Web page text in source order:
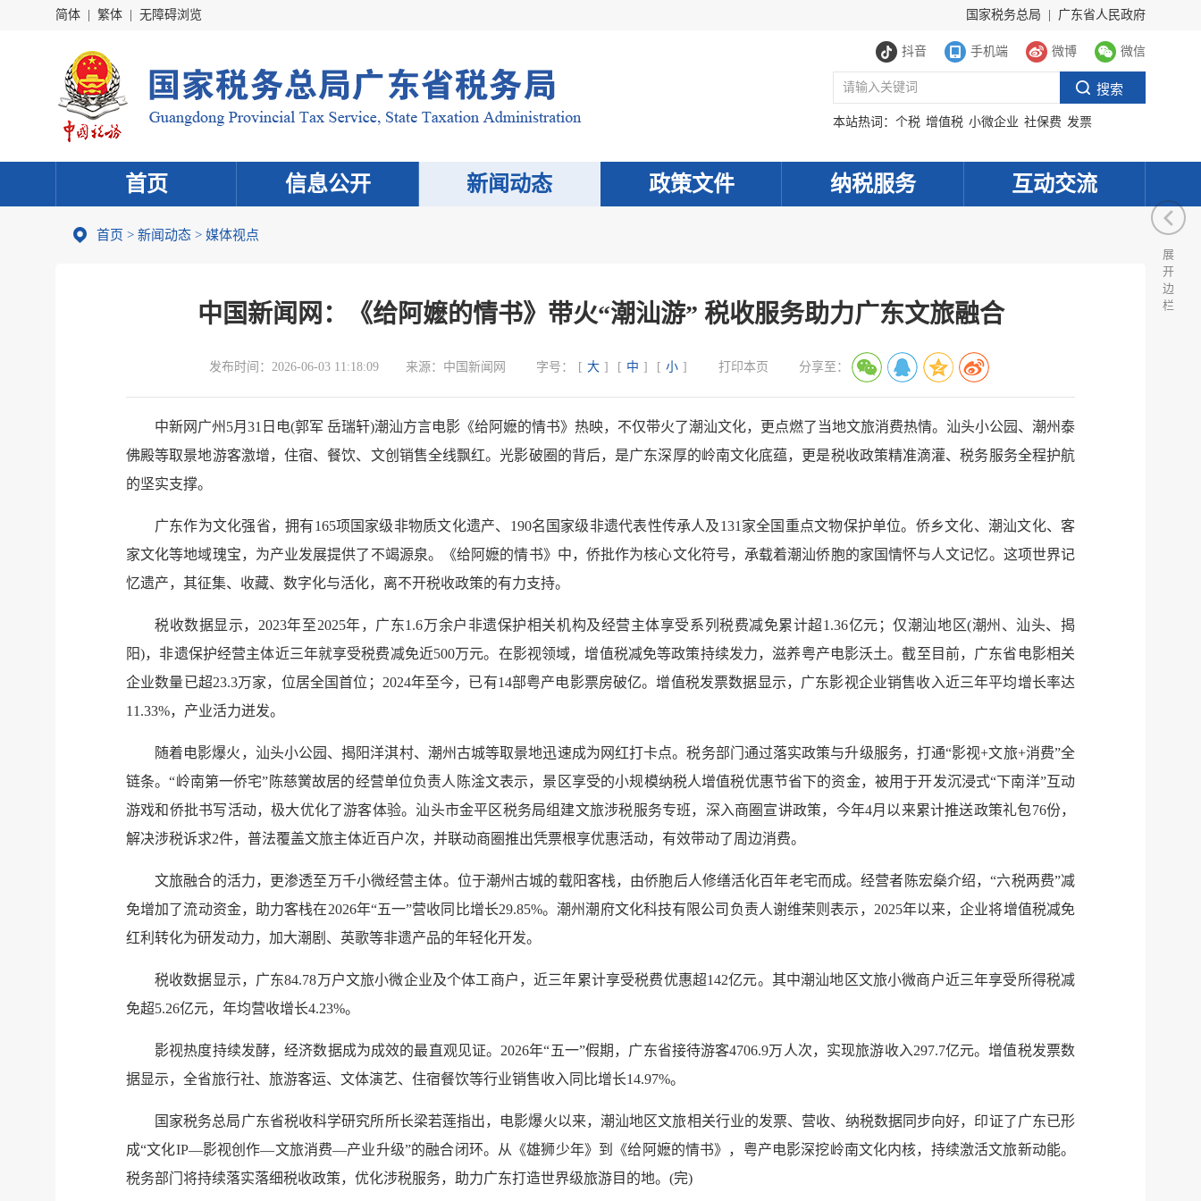
简体 繁体 无障碍浏览 国家税务总局 广东省人民政府
抖音 手机端 微博 微信
本站热词： 个税 增值税 小微企业 社保费 发票
首页 信息公开 新闻动态 政策文件 纳税服务 互动交流
首页 > 新闻动态 > 媒体视点
中国新闻网：《给阿嬷的情书》带火“潮汕游” 税收服务助力广东文旅融合
发布时间： 2026-06-03 11:18:09 来源： 中国新闻网 字号： [ 大 ] [ 中 ] [ 小 ] 打印本页 分享至：
中新网广州5月31日电(郭军 岳瑞轩)潮汕方言电影《给阿嬷的情书》热映，不仅带火了潮汕文化，更点燃了当地文旅消费热情。汕头小公园、潮州泰
佛殿等取景地游客激增，住宿、餐饮、文创销售全线飘红。光影破圈的背后，是广东深厚的岭南文化底蕴，更是税收政策精准滴灌、税务服务全程护航
的坚实支撑。
广东作为文化强省，拥有165项国家级非物质文化遗产、190名国家级非遗代表性传承人及131家全国重点文物保护单位。侨乡文化、潮汕文化、客
家文化等地域瑰宝，为产业发展提供了不竭源泉。《给阿嬷的情书》中，侨批作为核心文化符号，承载着潮汕侨胞的家国情怀与人文记忆。这项世界记
忆遗产，其征集、收藏、数字化与活化，离不开税收政策的有力支持。
税收数据显示，2023年至2025年，广东1.6万余户非遗保护相关机构及经营主体享受系列税费减免累计超1.36亿元；仅潮汕地区(潮州、汕头、揭
阳)，非遗保护经营主体近三年就享受税费减免近500万元。在影视领域，增值税减免等政策持续发力，滋养粤产电影沃土。截至目前，广东省电影相关
企业数量已超23.3万家，位居全国首位；2024年至今，已有14部粤产电影票房破亿。增值税发票数据显示，广东影视企业销售收入近三年平均增长率达
11.33%，产业活力迸发。
随着电影爆火，汕头小公园、揭阳洋淇村、潮州古城等取景地迅速成为网红打卡点。税务部门通过落实政策与升级服务，打通“影视+文旅+消费”全
链条。“岭南第一侨宅”陈慈黉故居的经营单位负责人陈淦文表示，景区享受的小规模纳税人增值税优惠节省下的资金，被用于开发沉浸式“下南洋”互动
游戏和侨批书写活动，极大优化了游客体验。汕头市金平区税务局组建文旅涉税服务专班，深入商圈宣讲政策，今年4月以来累计推送政策礼包76份，
解决涉税诉求2件，普法覆盖文旅主体近百户次，并联动商圈推出凭票根享优惠活动，有效带动了周边消费。
文旅融合的活力，更渗透至万千小微经营主体。位于潮州古城的载阳客栈，由侨胞后人修缮活化百年老宅而成。经营者陈宏燊介绍，“六税两费”减
免增加了流动资金，助力客栈在2026年“五一”营收同比增长29.85%。潮州潮府文化科技有限公司负责人谢维荣则表示，2025年以来，企业将增值税减免
红利转化为研发动力，加大潮剧、英歌等非遗产品的年轻化开发。
税收数据显示，广东84.78万户文旅小微企业及个体工商户，近三年累计享受税费优惠超142亿元。其中潮汕地区文旅小微商户近三年享受所得税减
免超5.26亿元，年均营收增长4.23%。
影视热度持续发酵，经济数据成为成效的最直观见证。2026年“五一”假期，广东省接待游客4706.9万人次，实现旅游收入297.7亿元。增值税发票数
据显示，全省旅行社、旅游客运、文体演艺、住宿餐饮等行业销售收入同比增长14.97%。
国家税务总局广东省税收科学研究所所长梁若莲指出，电影爆火以来，潮汕地区文旅相关行业的发票、营收、纳税数据同步向好，印证了广东已形
成“文化IP—影视创作—文旅消费—产业升级”的融合闭环。从《雄狮少年》到《给阿嬷的情书》，粤产电影深挖岭南文化内核，持续激活文旅新动能。
税务部门将持续落实落细税收政策，优化涉税服务，助力广东打造世界级旅游目的地。(完)
展
开
边
栏